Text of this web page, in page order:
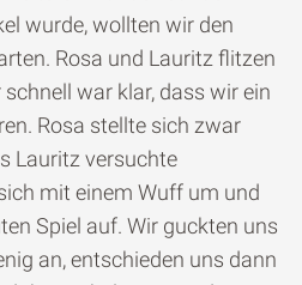
wurde, wollten wir den
Rosa und Lauritz flitzen
war klar, dass wir ein
Rosa stellte sich zwar
Lauritz versuchte
mit einem Wuff um und
Spiel auf. Wir guckten uns
an, entschieden uns dann